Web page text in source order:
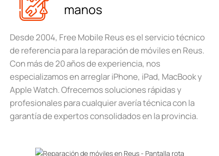
manos
Desde 2004, Free Mobile Reus es el servicio técnico
de referencia para la reparación de móviles en Reus.
Con más de 20 años de experiencia, nos
especializamos en arreglar iPhone, iPad, MacBook y
Apple Watch. Ofrecemos soluciones rápidas y
profesionales para cualquier avería técnica con la
garantía de expertos consolidados en la provincia.